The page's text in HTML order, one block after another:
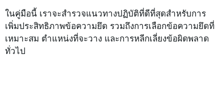
ในคู่มือนี้ เราจะสำรวจแนวทางปฏิบัติที่ดีที่สุดสำหรับการ
เพิ่มประสิทธิภาพข้อความยึด รวมถึงการเลือกข้อความยึดที่
เหมาะสม ตำแหน่งที่จะวาง และการหลีกเลี่ยงข้อผิดพลาด
ทั่วไป